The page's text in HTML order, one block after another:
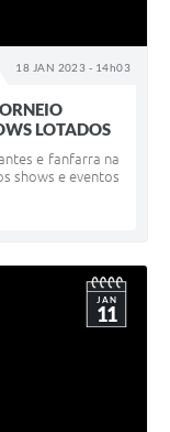
18 JAN 2023 - 14h03
LOTADOS
e fanfarra na
shows e eventos
JAN
11